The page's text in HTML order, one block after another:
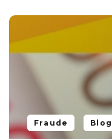
Fraude Blog